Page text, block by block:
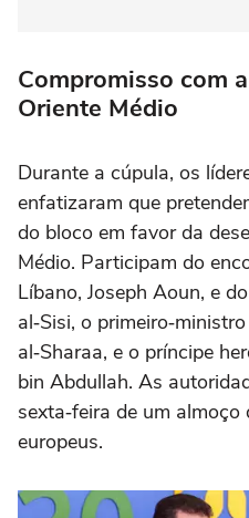
Compromisso com
Oriente Médio
Durante a cúpula, os
enfatizaram que
do bloco em favor da
Médio. Participam do
Líbano, Joseph Aoun, e
al‑Sisi, o
al‑Sharaa, e o príncipe
bin Abdullah. As
sexta‑feira de um
europeus.